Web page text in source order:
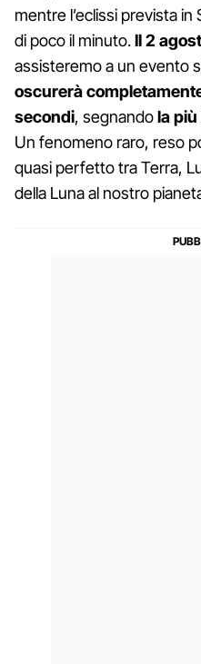
mentre l’eclissi prevista
di poco il minuto.Il 2
assisteremo a un evento
oscurerà
secondi, segnandola
Un fenomeno raro, reso
quasi perfetto tra Terra,
della Luna al nostro